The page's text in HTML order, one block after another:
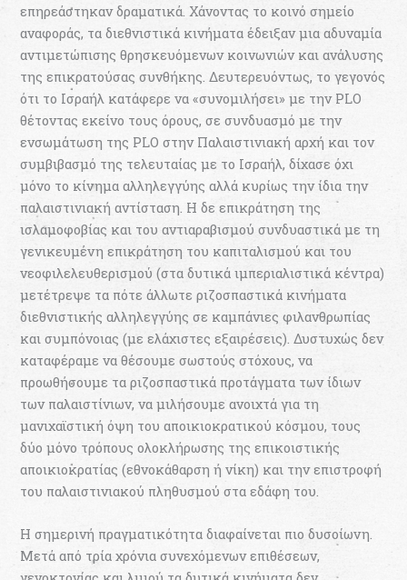
επηρεάστηκαν δραματικά. Χάνοντας το κοινό σημείο
αναφοράς, τα διεθνιστικά κινήματα έδειξαν μια αδυναμία
αντιμετώπισης θρησκευόμενων κοινωνιών και ανάλυσης
της επικρατούσας συνθήκης. Δευτερευόντως, το γεγονός
ότι το Ισραήλ κατάφερε να «συνομιλήσει» με την PLO
θέτοντας εκείνο τους όρους, σε συνδυασμό με την
ενσωμάτωση της PLO στην Παλαιστινιακή αρχή και τον
συμβιβασμό της τελευταίας με το Ισραήλ, δίχασε όχι
μόνο το κίνημα αλληλεγγύης αλλά κυρίως την ίδια την
παλαιστινιακή αντίσταση. Η δε επικράτηση της
ισλαμοφοβίας και του αντιαραβισμού συνδυαστικά με τη
γενικευμένη επικράτηση του καπιταλισμού και του
νεοφιλελευθερισμού (στα δυτικά ιμπεριαλιστικά κέντρα)
μετέτρεψε τα πότε άλλωτε ριζοσπαστικά κινήματα
διεθνιστικής αλληλεγγύης σε καμπάνιες φιλανθρωπίας
και συμπόνοιας (με ελάχιστες εξαιρέσεις). Δυστυχώς δεν
καταφέραμε να θέσουμε σωστούς στόχους, να
προωθήσουμε τα ριζοσπαστικά προτάγματα των ίδιων
των παλαιστίνιων, να μιλήσουμε ανοιχτά για τη
μανιχαϊστική όψη του αποικιοκρατικού κόσμου, τους
δύο μόνο τρόπους ολοκλήρωσης της επικοιστικής
αποικιοκρατίας (εθνοκάθαρση ή νίκη) και την επιστροφή
του παλαιστινιακού πληθυσμού στα εδάφη του.
Η σημερινή πραγματικότητα διαφαίνεται πιο δυσοίωνη.
Μετά από τρία χρόνια συνεχόμενων επιθέσεων,